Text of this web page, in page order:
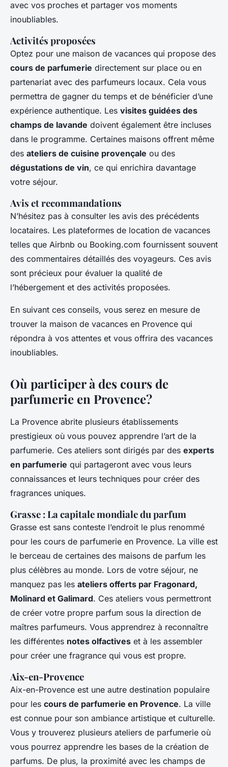
avec vos proches et partager vos moments
inoubliables.
Activités proposées
Optez pour une maison de vacances qui propose des
cours de parfumerie directement sur place ou en
partenariat avec des parfumeurs locaux. Cela vous
permettra de gagner du temps et de bénéficier d’une
expérience authentique. Les visites guidées des
champs de lavande doivent également être incluses
dans le programme. Certaines maisons offrent même
des ateliers de cuisine provençale ou des
dégustations de vin, ce qui enrichira davantage
votre séjour.
Avis et recommandations
N’hésitez pas à consulter les avis des précédents
locataires. Les plateformes de location de vacances
telles que Airbnb ou Booking.com fournissent souvent
des commentaires détaillés des voyageurs. Ces avis
sont précieux pour évaluer la qualité de
l’hébergement et des activités proposées.
En suivant ces conseils, vous serez en mesure de
trouver la maison de vacances en Provence qui
répondra à vos attentes et vous offrira des vacances
inoubliables.
Où participer à des cours de
parfumerie en Provence?
La Provence abrite plusieurs établissements
prestigieux où vous pouvez apprendre l’art de la
parfumerie. Ces ateliers sont dirigés par des experts
en parfumerie qui partageront avec vous leurs
connaissances et leurs techniques pour créer des
fragrances uniques.
Grasse : La capitale mondiale du parfum
Grasse est sans conteste l’endroit le plus renommé
pour les cours de parfumerie en Provence. La ville est
le berceau de certaines des maisons de parfum les
plus célèbres au monde. Lors de votre séjour, ne
manquez pas les ateliers offerts par Fragonard,
Molinard et Galimard. Ces ateliers vous permettront
de créer votre propre parfum sous la direction de
maîtres parfumeurs. Vous apprendrez à reconnaître
les différentes notes olfactives et à les assembler
pour créer une fragrance qui vous est propre.
Aix-en-Provence
Aix-en-Provence est une autre destination populaire
pour les cours de parfumerie en Provence. La ville
est connue pour son ambiance artistique et culturelle.
Vous y trouverez plusieurs ateliers de parfumerie où
vous pourrez apprendre les bases de la création de
parfums. De plus, la proximité avec les champs de